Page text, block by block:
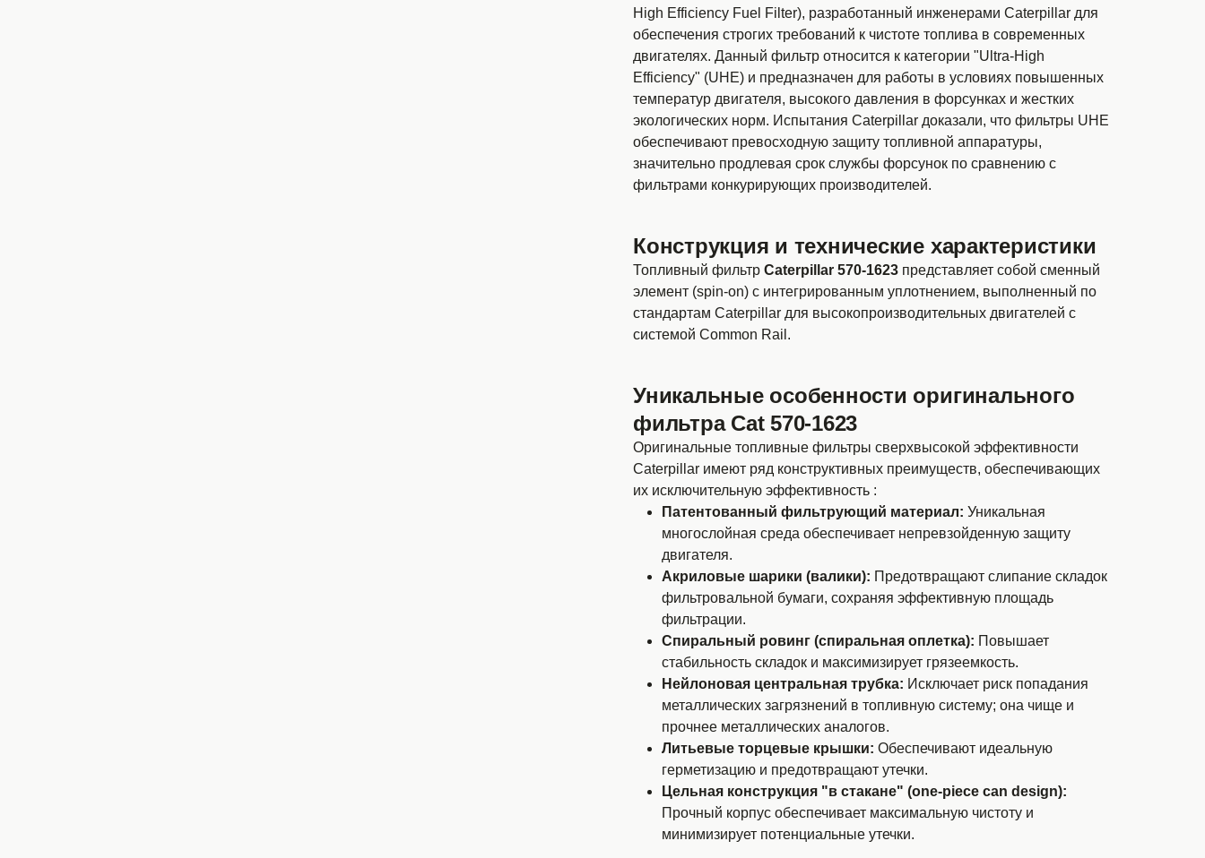
High Efficiency Fuel Filter), разработанный инженерами Caterpillar для
обеспечения строгих требований к чистоте топлива в современных
двигателях. Данный фильтр относится к категории "Ultra-High
Efficiency" (UHE) и предназначен для работы в условиях повышенных
температур двигателя, высокого давления в форсунках и жестких
экологических норм. Испытания Caterpillar доказали, что фильтры UHE
обеспечивают превосходную защиту топливной аппаратуры,
значительно продлевая срок службы форсунок по сравнению с
фильтрами конкурирующих производителей.
Конструкция и технические характеристики
Топливный фильтр Caterpillar 570-1623 представляет собой сменный
элемент (spin-on) с интегрированным уплотнением, выполненный по
стандартам Caterpillar для высокопроизводительных двигателей с
системой Common Rail.
Уникальные особенности оригинального
фильтра Cat 570-1623
Оригинальные топливные фильтры сверхвысокой эффективности
Caterpillar имеют ряд конструктивных преимуществ, обеспечивающих
их исключительную эффективность :
Патентованный фильтрующий материал: Уникальная
многослойная среда обеспечивает непревзойденную защиту
двигателя.
Акриловые шарики (валики): Предотвращают слипание складок
фильтровальной бумаги, сохраняя эффективную площадь
фильтрации.
Спиральный ровинг (спиральная оплетка): Повышает
стабильность складок и максимизирует грязеемкость.
Нейлоновая центральная трубка: Исключает риск попадания
металлических загрязнений в топливную систему; она чище и
прочнее металлических аналогов.
Литьевые торцевые крышки: Обеспечивают идеальную
герметизацию и предотвращают утечки.
Цельная конструкция "в стакане" (one-piece can design):
Прочный корпус обеспечивает максимальную чистоту и
минимизирует потенциальные утечки.